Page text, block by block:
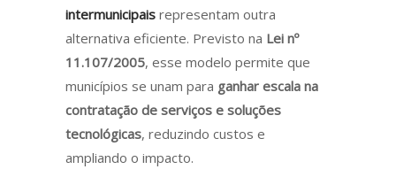
intermunicipais representam outra
alternativa eficiente. Previsto na Lei nº
11.107/2005, esse modelo permite que
municípios se unam para ganhar escala na
contratação de serviços e soluções
tecnológicas, reduzindo custos e
ampliando o impacto.